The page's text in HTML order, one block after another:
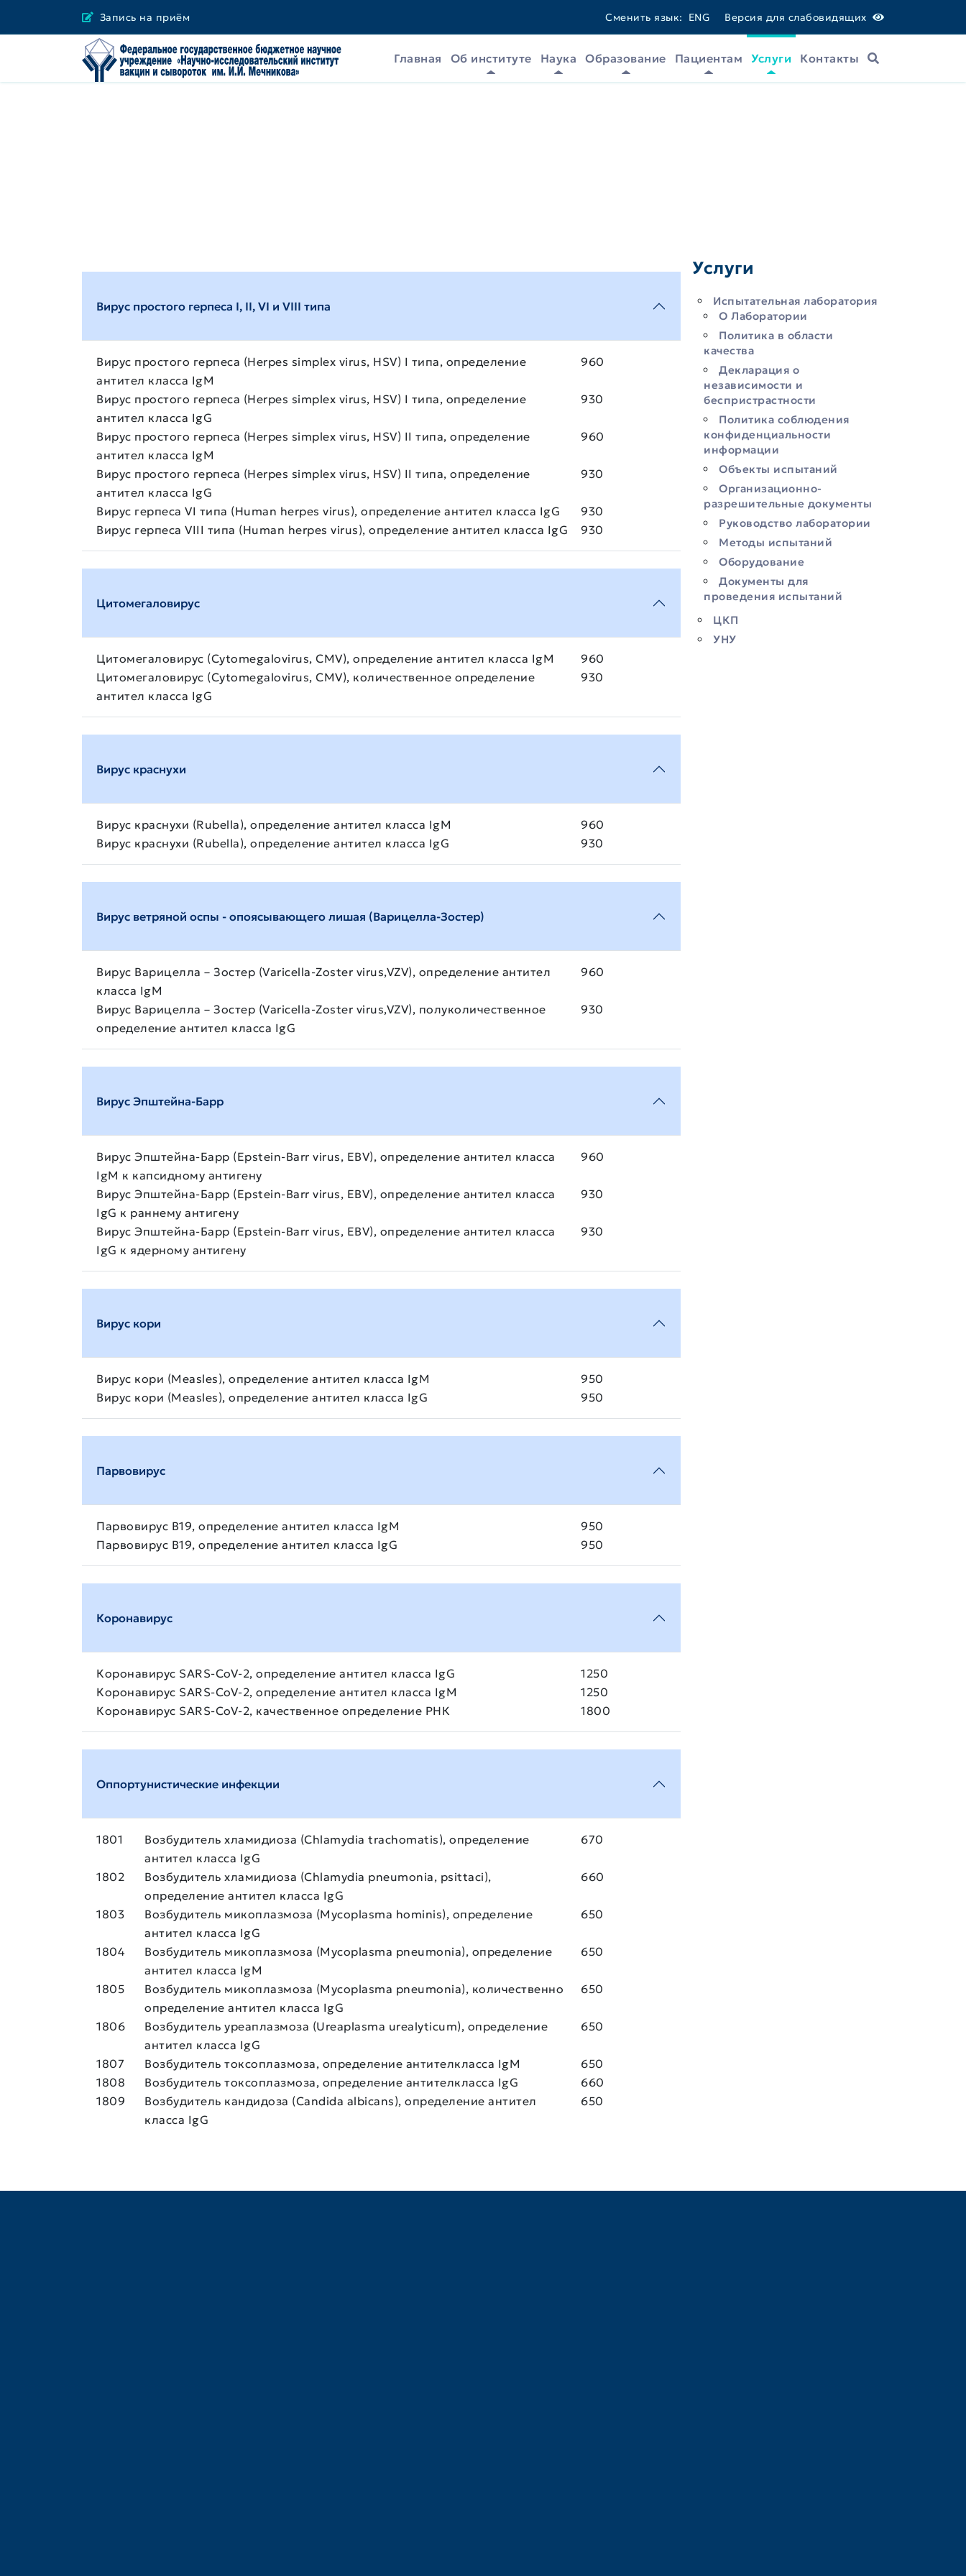
Запись на приём Сменить язык: ENG Версия для слабовидящих
Главная Об институте Наука Образование Пациентам Услуги Контакты
Поиск
Вирус простого герпеса I, II, VI и VIII типа
Вирус простого герпеса (Herpes simplex virus, HSV) I типа, определение
антител класса IgМ
960
Вирус простого герпеса (Herpes simplex virus, HSV) I типа, определение
антител класса IgG
930
Вирус простого герпеса (Herpes simplex virus, HSV) II типа, определение
антител класса IgM
960
Вирус простого герпеса (Herpes simplex virus, HSV) II типа, определение
антител класса IgG
930
Вирус герпеса VI типа (Human herpes virus), определение антител класса IgG
930
Вирус герпеса VIII типа (Human herpes virus), определение антител класса IgG
930
Цитомегаловирус
Цитомегаловирус (Cytomegalovirus, CMV), определение антител класса IgM
960
Цитомегаловирус (Cytomegalovirus, CMV), количественное определение
антител класса IgG
930
Вирус краснухи
Вирус краснухи (Rubella), определение антител класса IgM
960
Вирус краснухи (Rubella), определение антител класса IgG
930
Вирус ветряной оспы - опоясывающего лишая (Варицелла-Зостер)
Вирус Варицелла – Зостер (Varicella-Zoster virus,VZV), определение антител
класса IgM
960
Вирус Варицелла – Зостер (Varicella-Zoster virus,VZV), полуколичественное
определение антител класса IgG
930
Вирус Эпштейна-Барр
Вирус Эпштейна-Барр (Epstein-Barr virus, EBV), определение антител класса
IgМ к капсидному антигену
960
Вирус Эпштейна-Барр (Epstein-Barr virus, EBV), определение антител класса
IgG к раннему антигену
930
Вирус Эпштейна-Барр (Epstein-Barr virus, EBV), определение антител класса
IgG к ядерному антигену
930
Вирус кори
Вирус кори (Measles), определение антител класса IgМ
950
Вирус кори (Measles), определение антител класса IgG
950
Парвовирус
Парвовирус В19, определение антител класса IgМ
950
Парвовирус В19, определение антител класса IgG
950
Коронавирус
Коронавирус SARS-CoV-2, определение антител класса IgG
1250
Коронавирус SARS-CoV-2, определение антител класса IgМ
1250
Коронавирус SARS-CoV-2, качественное определение РНК
1800
Оппортунистические инфекции
1801
Возбудитель хламидиоза (Chlamydia trachomatis), определение
антител класса IgG
670
1802
Возбудитель хламидиоза (Chlamydia pneumonia, psittaci),
определение антител класса IgG
660
1803
Возбудитель микоплазмоза (Mycoplasma hominis), определение
антител класса IgG
650
1804
Возбудитель микоплазмоза (Mycoplasma pneumonia), определение
антител класса IgМ
650
1805
Возбудитель микоплазмоза (Mycoplasma pneumonia), количественно
определение антител класса IgG
650
1806
Возбудитель уреаплазмоза (Ureaplasma urealyticum), определение
антител класса IgG
650
1807 Возбудитель токсоплазмоза, определение антителкласса IgМ
650
1808
Возбудитель токсоплазмоза, определение антителкласса IgG
660
1809
Возбудитель кандидоза (Candida albicans), определение антител
класса IgG
650
Услуги
Испытательная лаборатория
О Лаборатории
Политика в области
качества
Декларация о
независимости и
беспристрастности
Политика соблюдения
конфиденциальности
информации
Объекты испытаний
Организационно-
разрешительные документы
Руководство лаборатории
Методы испытаний
Оборудование
Документы для
проведения испытаний
ЦКП
УНУ